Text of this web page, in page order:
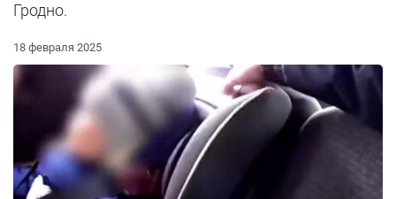
Гродно.
18 февраля 2025